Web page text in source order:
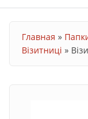
Ви є тут
Главная »
Візитниці »